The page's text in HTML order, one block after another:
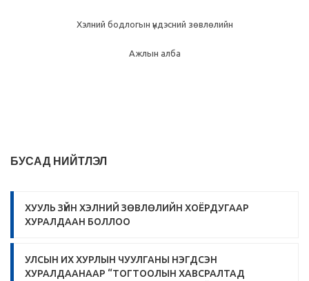
Хэлний бодлогын үндэсний зөвлөлийн
Ажлын алба
БУСАД НИЙТЛЭЛ
ХУУЛЬ ЗҮЙН ХЭЛНИЙ ЗӨВЛӨЛИЙН ХОЁРДУГААР
ХУРАЛДААН БОЛЛОО
УЛСЫН ИХ ХУРЛЫН ЧУУЛГАНЫ НЭГДСЭН
ХУРАЛДААНААР “ТОГТООЛЫН ХАВСРАЛТАД